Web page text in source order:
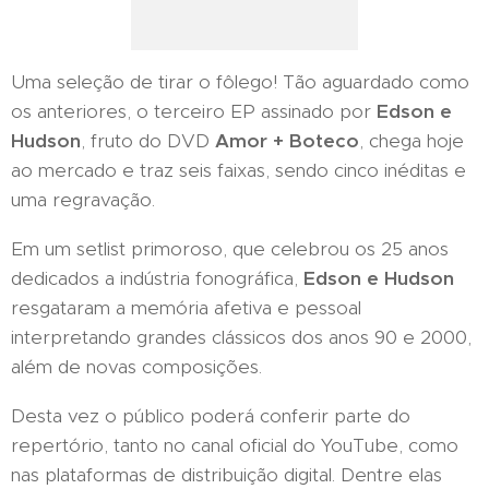
Uma seleção de tirar o fôlego! Tão aguardado como
os anteriores, o terceiro EP assinado por Edson e
Hudson, fruto do DVD Amor + Boteco, chega hoje
ao mercado e traz seis faixas, sendo cinco inéditas e
uma regravação.
Em um setlist primoroso, que celebrou os 25 anos
dedicados a indústria fonográfica, Edson e Hudson
resgataram a memória afetiva e pessoal
interpretando grandes clássicos dos anos 90 e 2000,
além de novas composições.
Desta vez o público poderá conferir parte do
repertório, tanto no canal oficial do YouTube, como
nas plataformas de distribuição digital. Dentre elas